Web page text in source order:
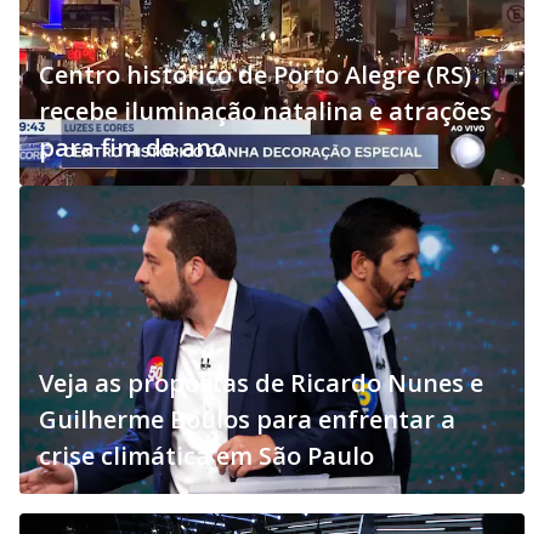
Centro histórico de Porto Alegre (RS)
recebe iluminação natalina e atrações
para fim de ano
Veja as propostas de Ricardo Nunes e
Guilherme Boulos para enfrentar a
crise climática em São Paulo